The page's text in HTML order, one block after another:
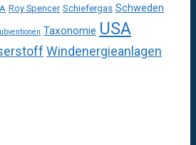
Roy Spencer Schiefergas Schweden
Taxonomie USA
Windenergieanlagen